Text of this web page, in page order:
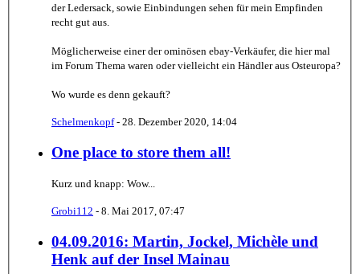
der Ledersack, sowie Einbindungen sehen für mein Empfinden
recht gut aus.
Möglicherweise einer der ominösen ebay-Verkäufer, die hier mal
im Forum Thema waren oder vielleicht ein Händler aus Osteuropa?
Wo wurde es denn gekauft?
Schelmenkopf- 28. Dezember 2020, 14:04
One place to store them all!
Kurz und knapp: Wow...
Grobi112 - 8. Mai 2017, 07:47
04.09.2016: Martin, Jockel, Michèle und
Henk auf der Insel Mainau